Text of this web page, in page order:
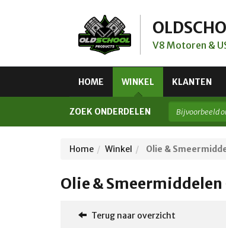
V8 Motoren &
HOME WINKEL KLANTEN
ZOEK ONDERDELEN
Home Winkel Olie &
Olie &
Terug naar overzicht